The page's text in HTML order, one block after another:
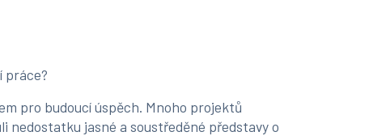
práce?
pro budoucí úspěch. Mnoho projektů
nedostatku jasné a soustředěné představy o